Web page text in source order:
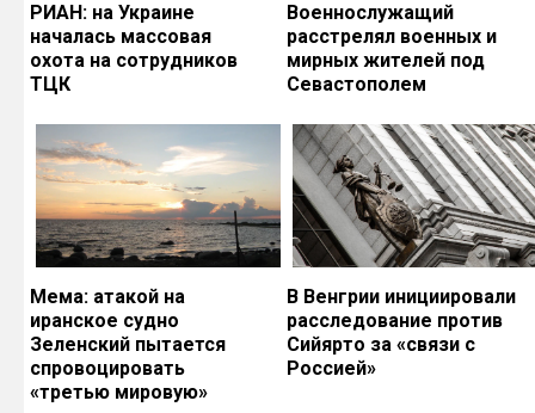
РИАН: на Украине
началась массовая
охота на сотрудников
ТЦК
Военнослужащий
расстрелял военных и
мирных жителей под
Севастополем
Мема: атакой на
иранское судно
Зеленский пытается
спровоцировать
«третью мировую»
В Венгрии инициировали
расследование против
Сийярто за «связи с
Россией»